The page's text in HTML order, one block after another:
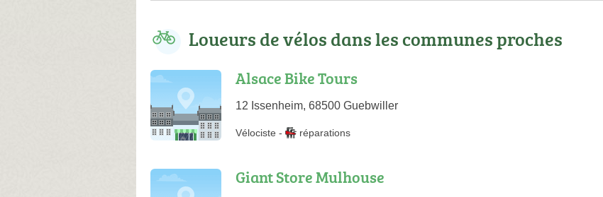
Loueurs de vélos dans les communes proches
Alsace Bike Tours
12 Issenheim, 68500 Guebwiller
Vélociste - réparations
Giant Store Mulhouse